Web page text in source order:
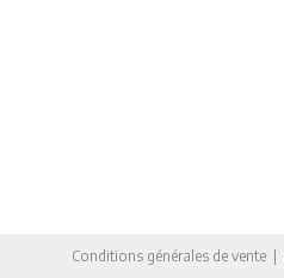
Conditions générales de vente